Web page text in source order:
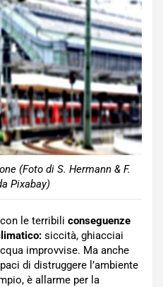
(Foto di S. Hermann & F.
Pixabay)
le terribili conseguenze
siccità, ghiacciai
improvvise. Ma anche
di distruggere l’ambiente
è allarme per la